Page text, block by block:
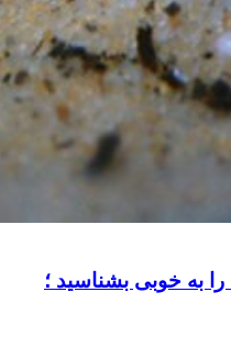
به خوبی بشناسید ؛